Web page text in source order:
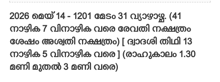
CONTACT US
2026 മെയ് 14 - 1201 മേടം 31 വ്യാഴാഴ്ച. (41
നാഴിക 7 വിനാഴിക വരെ രേവതി നക്ഷത്രം
ശേഷം അശ്വതി നക്ഷത്രം) [ ദ്വാദശി തിഥി 13
നാഴിക 5 വിനാഴിക വരെ ] (രാഹുകാലം 1.30
മണി മുതൽ 3 മണി വരെ)